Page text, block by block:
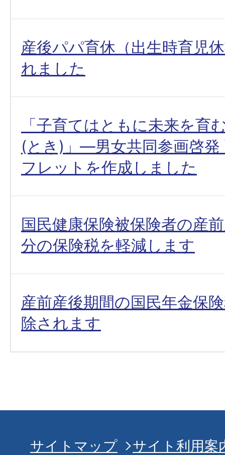
産後パパ育休（出生時育児
れました
「子育てはともに未来を育
(とき)」―男女共同参画啓発
フレットを作成しました
国民健康保険被保険者の産
分の保険税を軽減します
産前産後期間の国民年金保
除されます
サイトマップ
サイト利用案